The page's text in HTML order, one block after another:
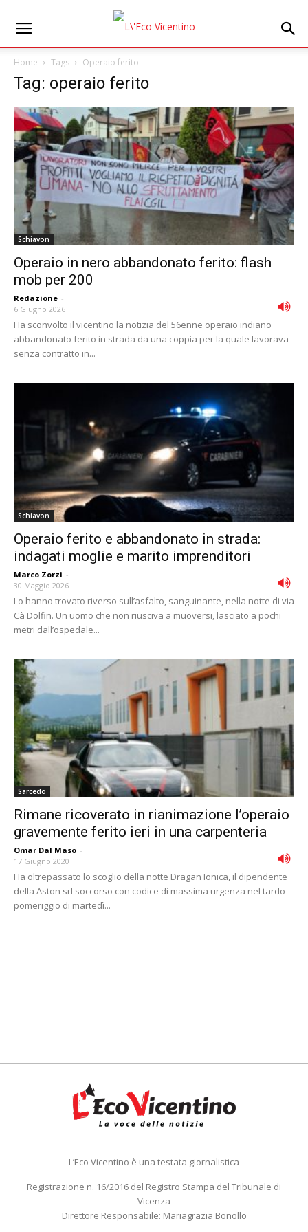
Home Tags Operaio ferito
Tag: operaio ferito
Schiavon
Operaio in nero abbandonato ferito: flash
mob per 200
Redazione -
6 Giugno 2026
Ha sconvolto il vicentino la notizia del 56enne operaio indiano
abbandonato ferito in strada da una coppia per la quale lavorava
senza contratto in...
Schiavon
Operaio ferito e abbandonato in strada:
indagati moglie e marito imprenditori
Marco Zorzi -
30 Maggio 2026
Lo hanno trovato riverso sull’asfalto, sanguinante, nella notte di via
Cà Dolfin. Un uomo che non riusciva a muoversi, lasciato a pochi
metri dall’ospedale...
Sarcedo
Rimane ricoverato in rianimazione l’operaio
gravemente ferito ieri in una carpenteria
Omar Dal Maso -
17 Giugno 2020
Ha oltrepassato lo scoglio della notte Dragan Ionica, il dipendente
della Aston srl soccorso con codice di massima urgenza nel tardo
pomeriggio di martedì...
L’Eco Vicentino è una testata giornalistica
Registrazione n. 16/2016 del Registro Stampa del Tribunale di
Vicenza
Direttore Responsabile: Mariagrazia Bonollo